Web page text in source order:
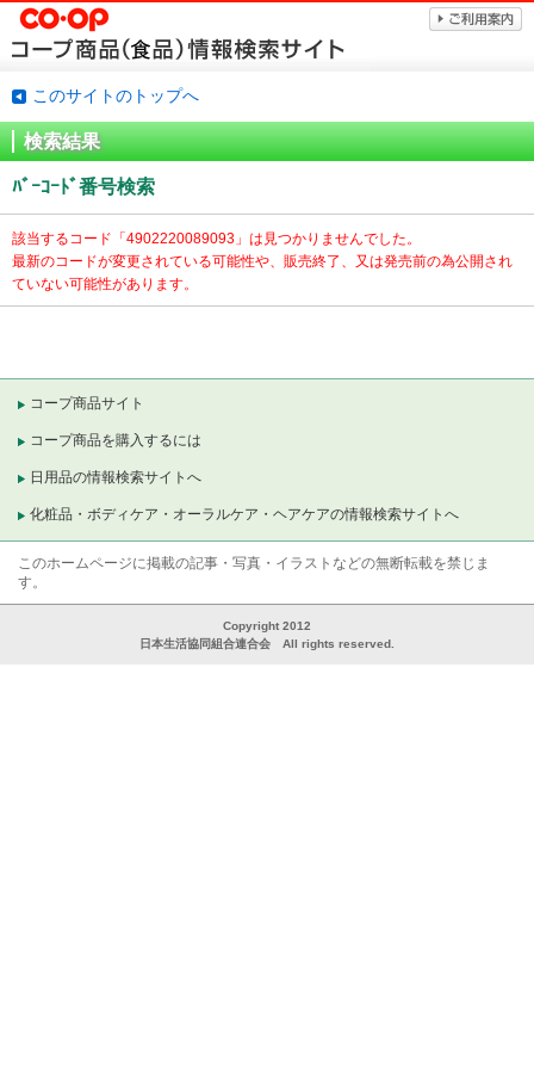
このサイトのトップへ
検索結果
ﾊﾞｰｺｰﾄﾞ番号検索
該当するコード「4902220089093」は見つかりませんでした。
最新のコードが変更されている可能性や、販売終了、又は発売前の為公開され
ていない可能性があります。
コープ商品サイト
コープ商品を購入するには
日用品の情報検索サイトへ
化粧品・ボディケア・オーラルケア・ヘアケアの情報検索サイトへ
このホームページに掲載の記事・写真・イラストなどの無断転載を禁じま
す。
Copyright 2012
日本生活協同組合連合会 All rights reserved.